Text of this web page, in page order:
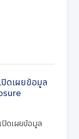
ดเผยข้อมูล
ดเผยข้อมูล